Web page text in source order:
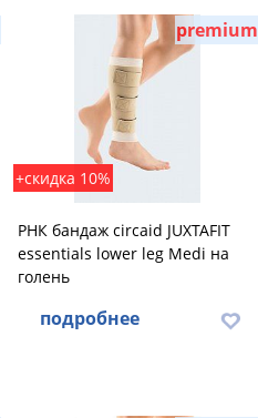
premium
+скидка 10%
РНК бандаж circaid JUXTAFIT
essentials lower leg Medi на
голень
подробнее